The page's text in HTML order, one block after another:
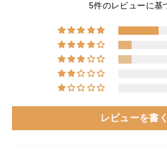
5件のレビューに基
レビューを書く